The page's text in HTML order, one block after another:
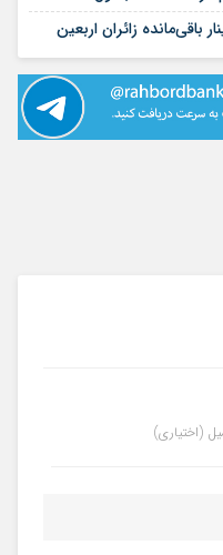
باقی‌مانده زائران اربعین
(اختیاری)